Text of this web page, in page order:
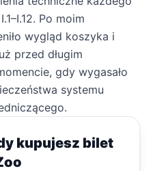
Po moim
wygląd koszyka i
przed długim
gdy wygasało
systemu
kupujesz bilet